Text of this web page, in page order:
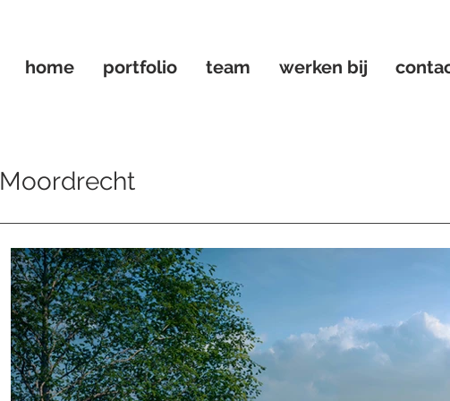
home portfolio team werken bij
Moordrecht